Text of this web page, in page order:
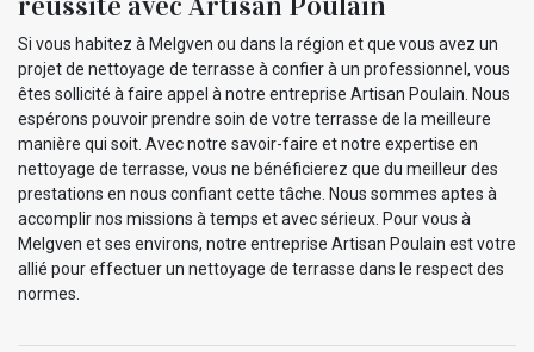
Si vous habitez à Melgven ou dans la région et que vous avez un
projet de nettoyage de terrasse à confier à un professionnel, vous
êtes sollicité à faire appel à notre entreprise Artisan Poulain. Nous
espérons pouvoir prendre soin de votre terrasse de la meilleure
manière qui soit. Avec notre savoir-faire et notre expertise en
nettoyage de terrasse, vous ne bénéficierez que du meilleur des
prestations en nous confiant cette tâche. Nous sommes aptes à
accomplir nos missions à temps et avec sérieux. Pour vous à
Melgven et ses environs, notre entreprise Artisan Poulain est votre
allié pour effectuer un nettoyage de terrasse dans le respect des
normes.